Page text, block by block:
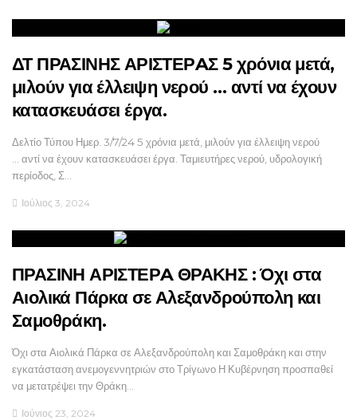
ΔΤ ΠΡΑΣΙΝΗΣ ΑΡΙΣΤΕΡAΣ 5 χρόνια μετά,
μιλούν για έλλειψη νερού … αντί να έχουν
κατασκευάσει έργα.
Δελτίο Τύπου Ημερ. 3/7/24 5 χρόνια μετά, μιλούν για έλλειψη νερού
… αντί να έχουν κατασκευάσει έργα. Ταμιευτήρες νερού, υδρολογική
περίοδος, Σ…
Ιούλιος 3, 2024
ΠΡΑΣΙΝΗ ΑΡΙΣΤΕΡA ΘΡΑΚΗΣ : Όχι στα
Αιολικά Πάρκα σε Αλεξανδρούπολη και
Σαμοθράκη.
Όχι στα Αιολικά Πάρκα σε Αλεξανδρούπολη και Σαμοθράκη και στην
εγκατάσταση ανεμογεννητριών στο Τρίγωνο Η Κυβέρνηση προσπαθεί
να μετατρέψει την Θράκη…
Ιούνιος 23, 2024